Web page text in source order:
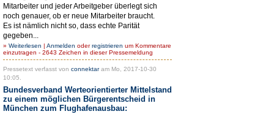
Mitarbeiter und jeder Arbeitgeber überlegt sich
noch genauer, ob er neue Mitarbeiter braucht.
Es ist nämlich nicht so, dass echte Parität
gegeben...
» Weiterlesen | Anmelden oderregistrieren um Kommentare
einzutragen - 2643 Zeichen in dieser Pressemeldung
Pressetext verfasst von connektaram Mo, 2017-10-30
10:05.
Bundesverband Werteorientierter Mittelstand
zu einem möglichen Bürgerentscheid in
München zum Flughafenausbau: